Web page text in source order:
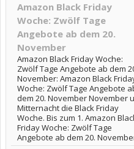
Amazon Black Friday
Woche: Zwölf Tage
Angebote ab dem 20.
November
Amazon Black Friday Woche:
Zwölf Tage Angebote ab dem
November: Amazon Black
Woche: Zwölf Tage Angebote
dem 20. November November
Mitternacht die Black Friday
Woche. Bis zum 1. Amazon
Friday Woche: Zwölf Tage
Angebote ab dem 20.